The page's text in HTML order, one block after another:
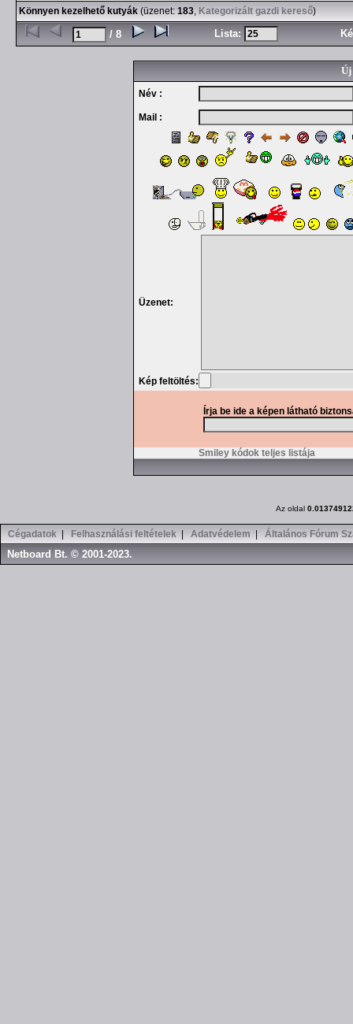
Könnyen kezelhető kutyák (üzenet: 183, Kategorizált gazdi kereső)
/ 8 Lista:
Új
Név :
Mail :
Üzenet:
Kép feltöltés:
Írja be ide a képen látható
Smiley kódok teljes listája
Az oldal
Cégadatok Felhasználási feltételek Adatvédelem Általános Fórum
Netboard Bt. © 2001-2023.